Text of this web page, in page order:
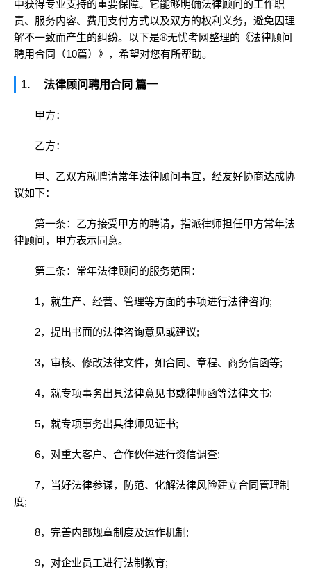
中获得专业支持的重要保障。它能够明确法律顾问的工作职
责、服务内容、费用支付方式以及双方的权利义务，避免因理
解不一致而产生的纠纷。以下是®无忧考网整理的《法律顾问
聘用合同（10篇）》，希望对您有所帮助。
1. 法律顾问聘用合同 篇一
甲方：
乙方：
甲、乙双方就聘请常年法律顾问事宜，经友好协商达成协
议如下：
第一条：乙方接受甲方的聘请，指派律师担任甲方常年法
律顾问，甲方表示同意。
第二条：常年法律顾问的服务范围：
1，就生产、经营、管理等方面的事项进行法律咨询;
2，提出书面的法律咨询意见或建议;
3，审核、修改法律文件，如合同、章程、商务信函等;
4，就专项事务出具法律意见书或律师函等法律文书;
5，就专项事务出具律师见证书;
6，对重大客户、合作伙伴进行资信调查;
7，当好法律参谋，防范、化解法律风险建立合同管理制
度;
8，完善内部规章制度及运作机制;
9，对企业员工进行法制教育;